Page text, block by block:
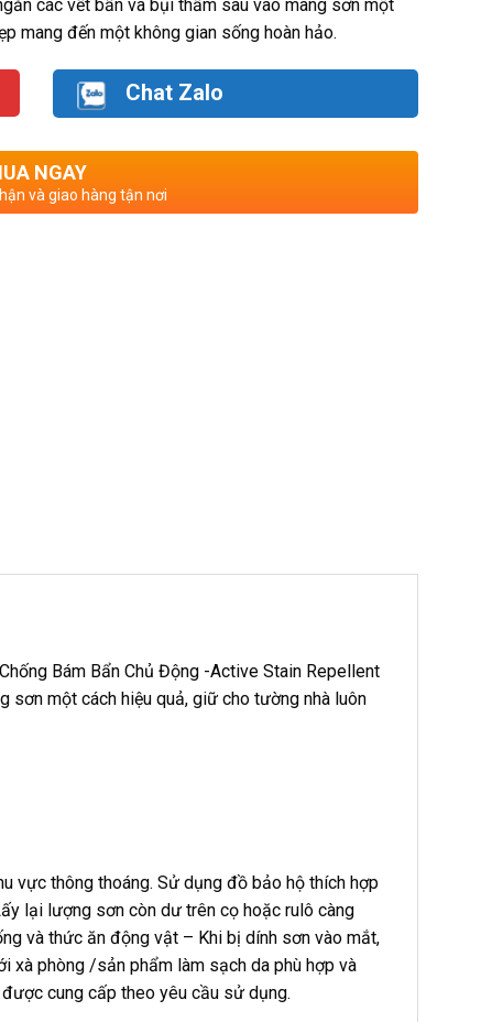
các vết bẩn và bụi thấm sâu vào màng sơn một
mang đến một không gian sống hoàn hảo.
Chat Zalo
NGAY
và giao hàng tận nơi
Bám Bẩn Chủ Động -Active Stain Repellent
sơn một cách hiệu quả, giữ cho tường nhà luôn
vực thông thoáng. Sử dụng đồ bảo hộ thích hợp
lại lượng sơn còn dư trên cọ hoặc rulô càng
và thức ăn động vật – Khi bị dính sơn vào mắt,
xà phòng /sản phẩm làm sạch da phù hợp và
cung cấp theo yêu cầu sử dụng.